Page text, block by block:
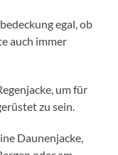
egal, ob
auch immer
um für
zu sein.
Daunenjacke,